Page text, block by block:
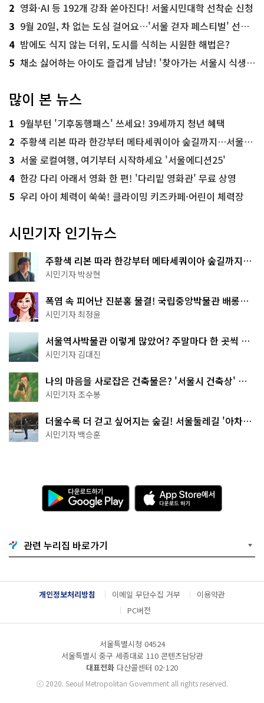
2 영화·AI 등 192개 강좌 쏟아진다! 서울시민대학 선착순 신청
3 9월 20일, 차 없는 도심 걸어요…'서울 걷자 페스티벌' 선착순 5천명
4 밤에도 식지 않는 더위, 도시를 식히는 시원한 해법은?
5 채소 싫어하는 아이도 즐겁게 냠냠! '찾아가는 서울시 식생활 교육' 현장
많이 본 뉴스
1 9월부턴 '기후동행패스' 쓰세요! 39세까지 청년 혜택
2 주황색 리본 따라 한강부터 메타세쿼이아 숲길까지…서울둘레길 15코스
3 서울 로컬여행, 여기부터 시작하세요 '서울에디션25'
4 한강 다리 아래서 영화 한 편! '다리밑 영화관' 무료 상영
5 우리 아이 체력이 쑥쑥! 클라이밍 키즈카페·어린이 체력장
시민기자 인기뉴스
주황색 리본 따라 한강부터 메타세쿼이아 숲길까지…
서울둘레길 15코스
시민기자 박상현
폭염 속 피어난 진분홍 물결! 국립중앙박물관 배롱나
무 명소
시민기자 최정윤
서울역사박물관 이렇게 많았어? 주말마다 한 곳씩 떠
나는 역사 산책
시민기자 김대진
나의 마음을 사로잡은 건축물은? '서울시 건축상' 수
상작 공개!
시민기자 조수봉
더울수록 더 걷고 싶어지는 숲길! 서울둘레길 '아차산
코스'
시민기자 백승훈
다
운
로
기
G
o
g
l
e
l
A
p
p
e
서
다
운
드
관련 누리집 바로가기
개인정보처리방침 이메일 무단수집 거부
이용약관
PC버전
서울특별시청 04524
서울특별시 중구 세종대로 110 콘텐츠담당관
대표전화 다산콜센터 02-120
ⓒ2020. Seoul Metropolitan Government all rights reserved.